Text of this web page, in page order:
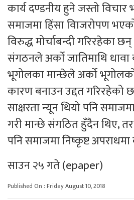
कार्य दण्डनीय हुने जस्तो
समाजमा हिंसा विाजरोपण
विरुद्ध मोर्चाबन्दी गरिरहेका
संगठनले अर्काे जातिमाथि
भूगोलका मान्छेले अर्को भूगोलको
कारण बनाउन उद्दत गरिरहेको
साक्षरता न्यून थियो पनि
गरी मान्छे संगठित हुँदैन थिए,
पनि समाजमा निष्कृष्ट
साउन २५ गते (epaper)
Published On : Friday August 10, 2018